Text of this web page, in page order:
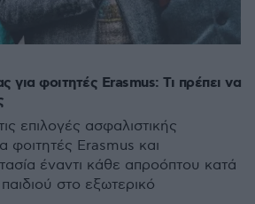
για φοιτητές Erasmus: Τι πρέπει να
επιλογές ασφαλιστικής
φοιτητές Erasmus και
έναντι κάθε απροόπτου κατά
στο εξωτερικό